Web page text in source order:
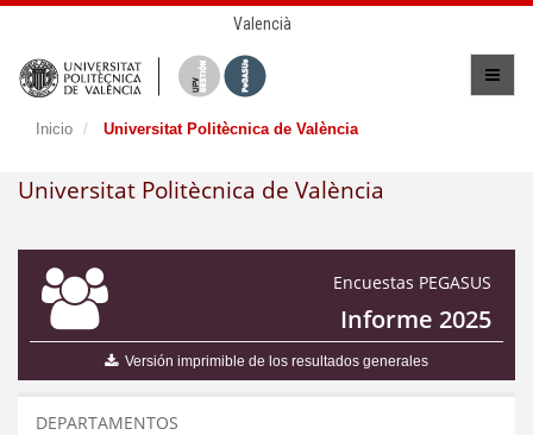
Valencià
Inicio Universitat Politècnica de València
Universitat Politècnica de València
Encuestas PEGASUS
Informe 2025
Versión imprimible de los resultados generales
DEPARTAMENTOS